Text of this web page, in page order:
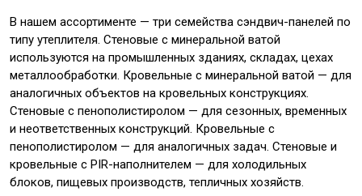
В нашем ассортименте — три семейства сэндвич-панелей по
типу утеплителя. Стеновые с минеральной ватой
используются на промышленных зданиях, складах, цехах
металлообработки. Кровельные с минеральной ватой — для
аналогичных объектов на кровельных конструкциях.
Стеновые с пенополистиролом — для сезонных, временных
и неответственных конструкций. Кровельные с
пенополистиролом — для аналогичных задач. Стеновые и
кровельные с PIR-наполнителем — для холодильных
блоков, пищевых производств, тепличных хозяйств.